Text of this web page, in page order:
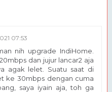
07:53
nih upgrade IndiHome.
dan jujur lancar2 aja
agak lelet. Suatu saat di
ke 30mbps dengan cuma
saya iyain aja, toh ga